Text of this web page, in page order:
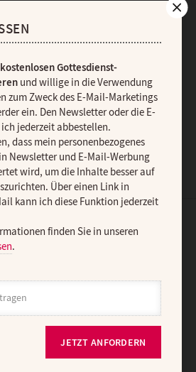
JETZT ANMELDEN
Datenschutz Barrierefreiheit
Gottesdienst-
und willige in die Verwendung
zum Zweck des E-Mail-Marketings
ein. Den Newsletter oder die E-
jederzeit abbestellen.
dass mein personenbezogenes
Newsletter und E-Mail-Werbung
wird, um die Inhalte besser auf
Über einen Link in
kann ich diese Funktion jederzeit
finden Sie in unseren
.
JETZT ANFORDERN